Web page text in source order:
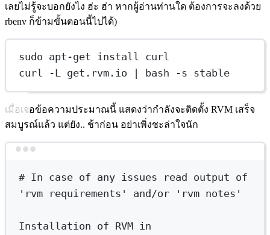
เลยไม่รู้จะบอกยังไง ฮ่ะ ฮ่า หากผู้อ่านท่านใด ต้องการจะลงด้วย
rbenv ก็ข้ามขั้นตอนนี้ไปได้)
sudo apt-get install curl
curl -L get.rvm.io | bash -s stable
เมื่อเจอข้อความประมาณนี้ แสดงว่ากำลังจะติดตั้ง RVM เสร็จ
สมบูรณ์แล้ว แต่ยัง.. ช้าก่อน อย่าเพิ่งชะล่าใจนัก
# In case of any issues read output of
'rvm requirements' and/or 'rvm notes'
Installation of RVM in